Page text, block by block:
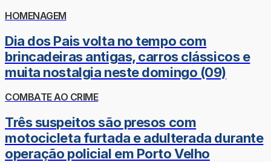
HOMENAGEM
Dia dos Pais volta no tempo com
brincadeiras antigas, carros clássicos e
muita nostalgia neste domingo (09)
COMBATE AO CRIME
Três suspeitos são presos com
motocicleta furtada e adulterada durante
operação policial em Porto Velho